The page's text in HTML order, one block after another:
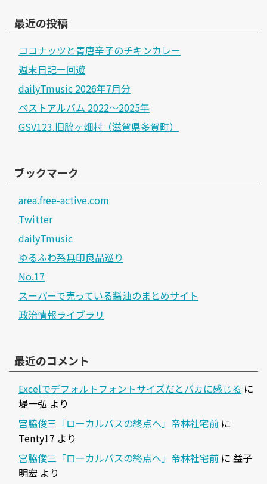
最近の投稿
ココナッツと青唐辛子のチキンカレー
週末日記ー回遊
dailyTmusic 2026年7月分
ベストアルバム 2022～2025年
GSV123.旧脇ヶ畑村（滋賀県多賀町）
ブックマーク
area.free-active.com
Twitter
dailyTmusic
ゆるふわ系無印良品巡り
No.17
スーパーで売っている醤油のまとめサイト
政治情報ライブラリ
最近のコメント
Excelでデフォルトフォントサイズだとバカに感じる に
堤一弘 より
宮脇俊三「ローカルバスの終点へ」帝林社宅前 に
Tenty17 より
宮脇俊三「ローカルバスの終点へ」帝林社宅前 に 益子
明宏 より